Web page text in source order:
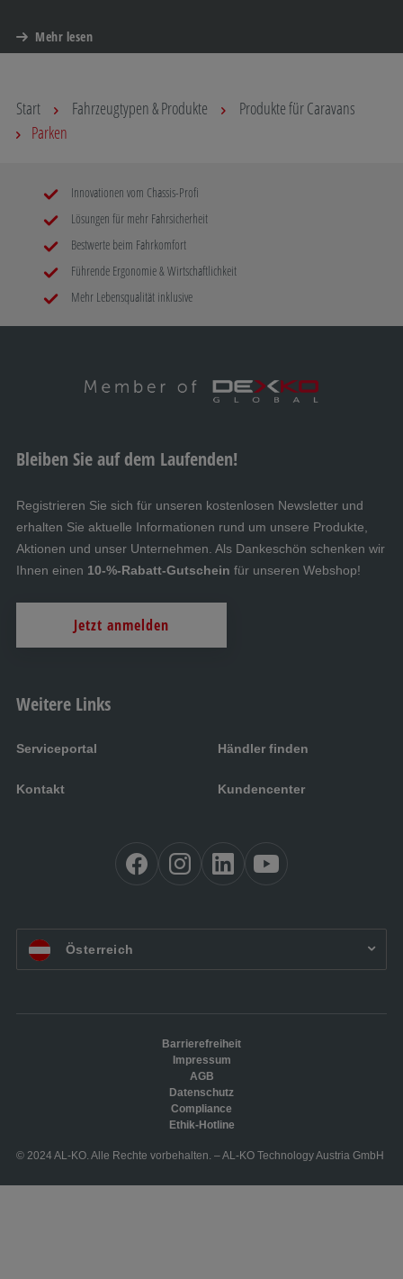
Mehr lesen
Start Fahrzeugtypen & Produkte
Produkte für Caravans
Parken
Innovationen vom Chassis-Profi
Lösungen für mehr Fahrsicherheit
Bestwerte beim Fahrkomfort
Führende Ergonomie & Wirtschaftlichkeit
Mehr Lebensqualität inklusive
Weitere Links
Serviceportal Händler finden
Kontakt Kundencenter
AT: Österreich
Bleiben Sie auf dem Laufenden!
Registrieren Sie sich für unseren kostenlosen Newsletter und
erhalten Sie aktuelle Informationen rund um unsere Produkte,
Aktionen und unser Unternehmen. Als Dankeschön schenken wir
Ihnen einen 10-%-Rabatt-Gutschein für unseren Webshop!
Jetzt anmelden
© 2024 AL-KO. Alle Rechte vorbehalten. – AL-KO Technology Austria GmbH
Barrierefreiheit
Impressum
AGB
Datenschutz
Compliance
Ethik-Hotline